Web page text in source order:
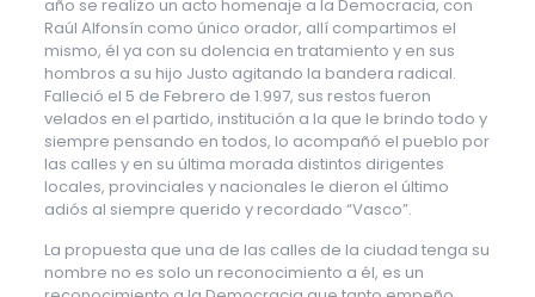
año se realizo un acto homenaje a la Democracia, con
Raúl Alfonsín como único orador, allí compartimos el
mismo, él ya con su dolencia en tratamiento y en sus
hombros a su hijo Justo agitando la bandera radical.
Falleció el 5 de Febrero de 1.997, sus restos fueron
velados en el partido, institución a la que le brindo todo y
siempre pensando en todos, lo acompañó el pueblo por
las calles y en su última morada distintos dirigentes
locales, provinciales y nacionales le dieron el último
adiós al siempre querido y recordado “Vasco”.
La propuesta que una de las calles de la ciudad tenga su
nombre no es solo un reconocimiento a él, es un